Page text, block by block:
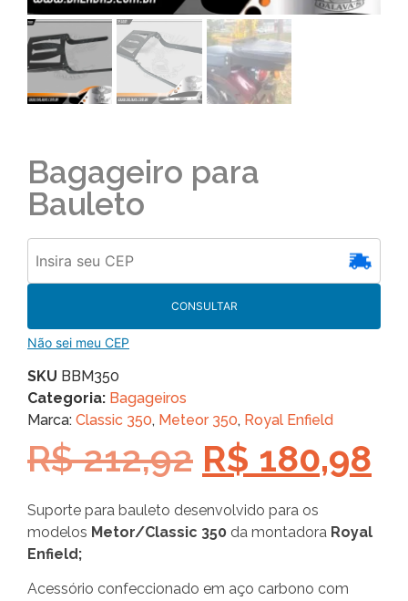
Bagageiro para
Bauleto
CONSULTAR
Não sei meu CEP
SKU BBM350
Categoria: Bagageiros
Marca: Classic 350, Meteor 350, Royal Enfield
R$212,92 R$ 180,98
Suporte para bauleto desenvolvido para os
modelos Metor/Classic 350 da montadora Royal
Enfield;
Acessório confeccionado em aço carbono com